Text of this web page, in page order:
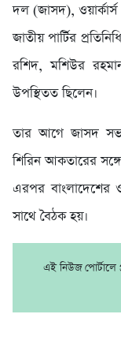
দল (জাসদ), ওয়ার্কার্স
জাতীয় পার্টির
রশিদ, মশিউর
উপস্থিতত ছিলেন।
তার আগে জাসদ
শিরিন আকতারের
এরপর বাংলাদেশের
সাথে বৈঠক হয়।
এই নিউজ